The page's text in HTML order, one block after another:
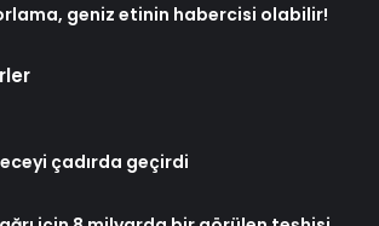
geniz etinin habercisi olabilir!
çadırda geçirdi